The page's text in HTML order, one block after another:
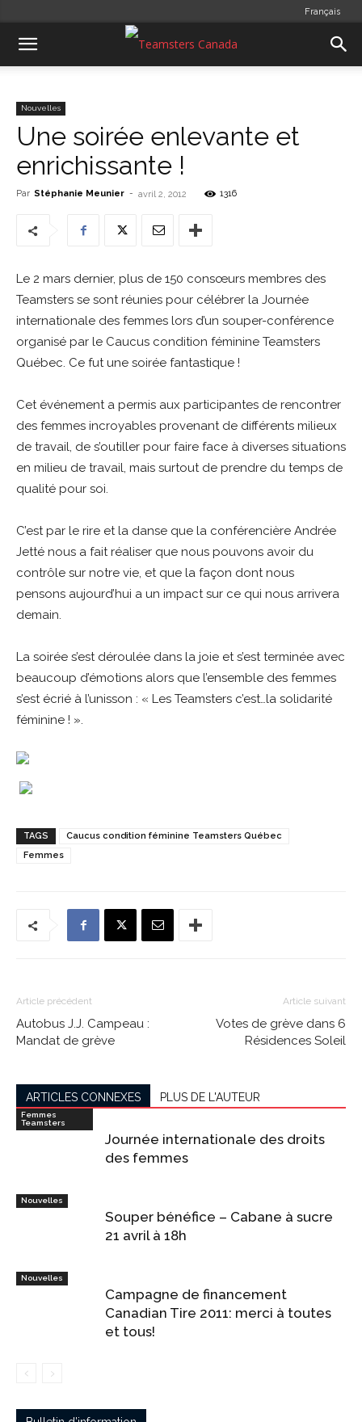
Français
Nouvelles
Une soirée enlevante et
enrichissante !
Par Stéphanie Meunier - avril 2, 2012 1316
Le 2 mars dernier, plus de 150 consœurs membres des
Teamsters se sont réunies pour célébrer la Journée
internationale des femmes lors d’un souper-conférence
organisé par le Caucus condition féminine Teamsters
Québec. Ce fut une soirée fantastique !
Cet événement a permis aux participantes de rencontrer
des femmes incroyables provenant de différents milieux
de travail, de s’outiller pour faire face à diverses situations
en milieu de travail, mais surtout de prendre du temps de
qualité pour soi.
C’est par le rire et la danse que la conférencière Andrée
Jetté nous a fait réaliser que nous pouvons avoir du
contrôle sur notre vie, et que la façon dont nous
pensons aujourd’hui a un impact sur ce qui nous arrivera
demain.
La soirée s’est déroulée dans la joie et s’est terminée avec
beaucoup d’émotions alors que l’ensemble des femmes
s’est écrié à l’unisson : « Les Teamsters c’est…la solidarité
féminine ! ».
TAGS
Caucus condition féminine Teamsters Québec
Femmes
Article précédent
Autobus J.J. Campeau :
Mandat de grève
Article suivant
Votes de grève dans 6
Résidences Soleil
ARTICLES CONNEXES PLUS DE L'AUTEUR
Femmes
Teamsters
Journée internationale des droits
des femmes
Nouvelles
Souper bénéfice – Cabane à sucre
21 avril à 18h
Nouvelles
Campagne de financement
Canadian Tire 2011: merci à toutes
et tous!